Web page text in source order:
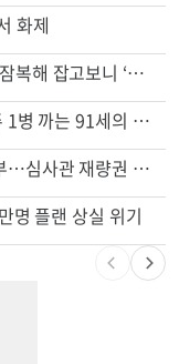
화제
신호위반 후 달아난 배달기사…경찰 잠복해 잡고보니 ‘반전’
“술에 이것 한방울 넣어라” 매일 소주 1병 까는 91세의 철칙
서류 하나만 빠져도 영주권·비자 거부…심사관 재량권 대폭 확대
명 플랜 상실 위기